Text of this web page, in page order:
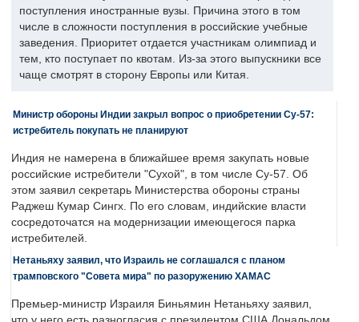
поступления иностранные вузы. Причина этого в том
числе в сложности поступления в российские учебные
заведения. Приоритет отдается участникам олимпиад и
тем, кто поступает по квотам. Из-за этого выпускники все
чаще смотрят в сторону Европы или Китая.
Министр обороны Индии закрыл вопрос о приобретении Су-57:
истребитель покупать не планируют
Индия не намерена в ближайшее время закупать новые
российские истребители "Сухой", в том числе Су-57. Об
этом заявил секретарь Министерства обороны страны
Раджеш Кумар Сингх. По его словам, индийские власти
сосредоточатся на модернизации имеющегося парка
истребителей.
Нетаньяху заявил, что Израиль не соглашался с планом
трамповского "Совета мира" по разоружению ХАМАС
Премьер-министр Израиля Биньямин Нетаньяху заявил,